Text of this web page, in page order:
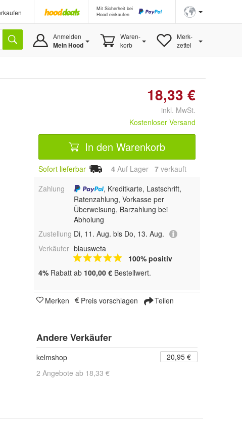
Mit Sicherheit bei
Hood einkaufen
Anmelden
Mein Hood
Waren-
korb
Merk-
zettel
18,33 €
inkl. MwSt.
Kostenloser Versand
In den Warenkorb
Sofort lieferbar 4 Auf Lager 7 verkauft
Zahlung
, Kreditkarte, Lastschrift,
Ratenzahlung, Vorkasse per
Überweisung, Barzahlung bei
Abholung
Zustellung Di, 11. Aug. bis Do, 13. Aug.
Verkäufer blausweta
100% positiv
4% Rabatt ab 100,00 € Bestellwert.
Merken Preis vorschlagen Teilen
Andere Verkäufer
kelmshop
20,95 €
2 Angebote ab 18,33 €